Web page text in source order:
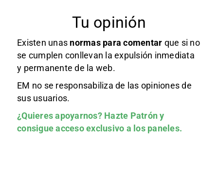
Tu opinión
Existen unas normas para comentar que si no
se cumplen conllevan la expulsión inmediata
y permanente de la web.
EM no se responsabiliza de las opiniones de
sus usuarios.
¿Quieres apoyarnos? Hazte Patróny
consigue acceso exclusivo a los paneles.